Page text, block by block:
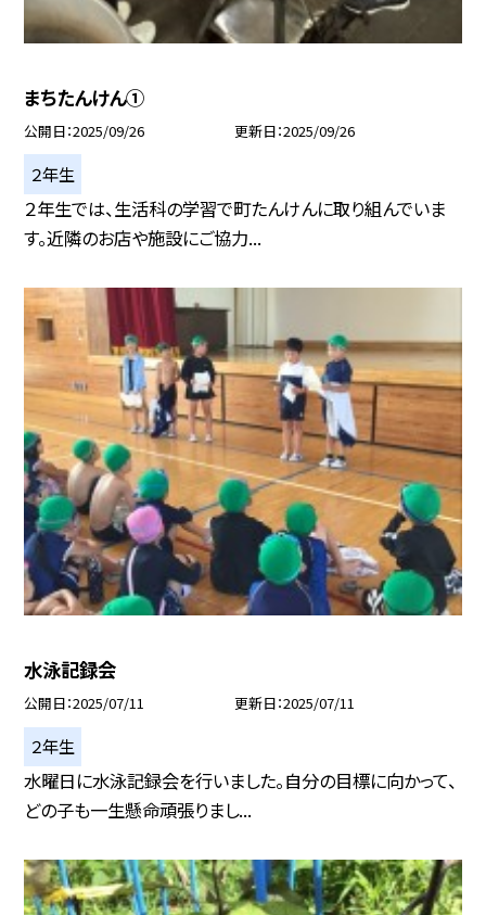
まちたんけん①
公開日 2025/09/26 更新日 2025/09/26
２年生
２年生では、生活科の学習で町たんけんに取り組んでいま
す。近隣のお店や施設にご協力...
水泳記録会
公開日 2025/07/11 更新日 2025/07/11
２年生
水曜日に水泳記録会を行いました。自分の目標に向かって、
どの子も一生懸命頑張りまし...